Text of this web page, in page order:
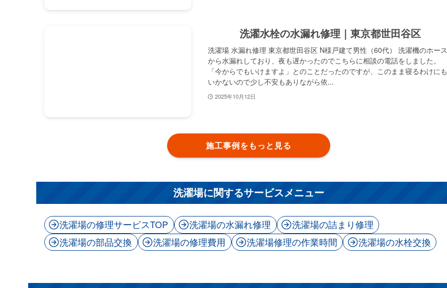
洗濯水栓の水漏れ修理｜東京都世田谷区
洗濯場 水漏れ修理 東京都世田谷区 N様戸建て男性（60代） 洗濯機のホース
から水漏れしており、夜も遅かったのでこちらに相談の電話をしました。
「今からでもいけますよ」とのことだったのですが、このまま寝るわけにも
いかないので少し不安もありながら依...
2025年10月12日
施工事例をもっと見る
洗濯場に関するサービスメニュー
洗濯場の修理サービスTOP 洗濯場の水漏れ修理
洗濯場の詰まり修理
洗濯場の部品交換
洗濯場の修理費用 洗濯場修理の作業時間 洗濯場の水栓交換